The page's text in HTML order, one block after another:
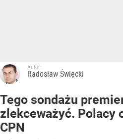
Autor:
Radosław Święcki
Tego sondażu
zlekceważyć. Polacy
CPN